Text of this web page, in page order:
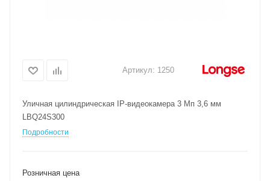
Артикул: 1250
Уличная цилиндрическая IP-видеокамера 3 Мп 3,6 мм
LBQ24S300
Подробности
Розничная цена